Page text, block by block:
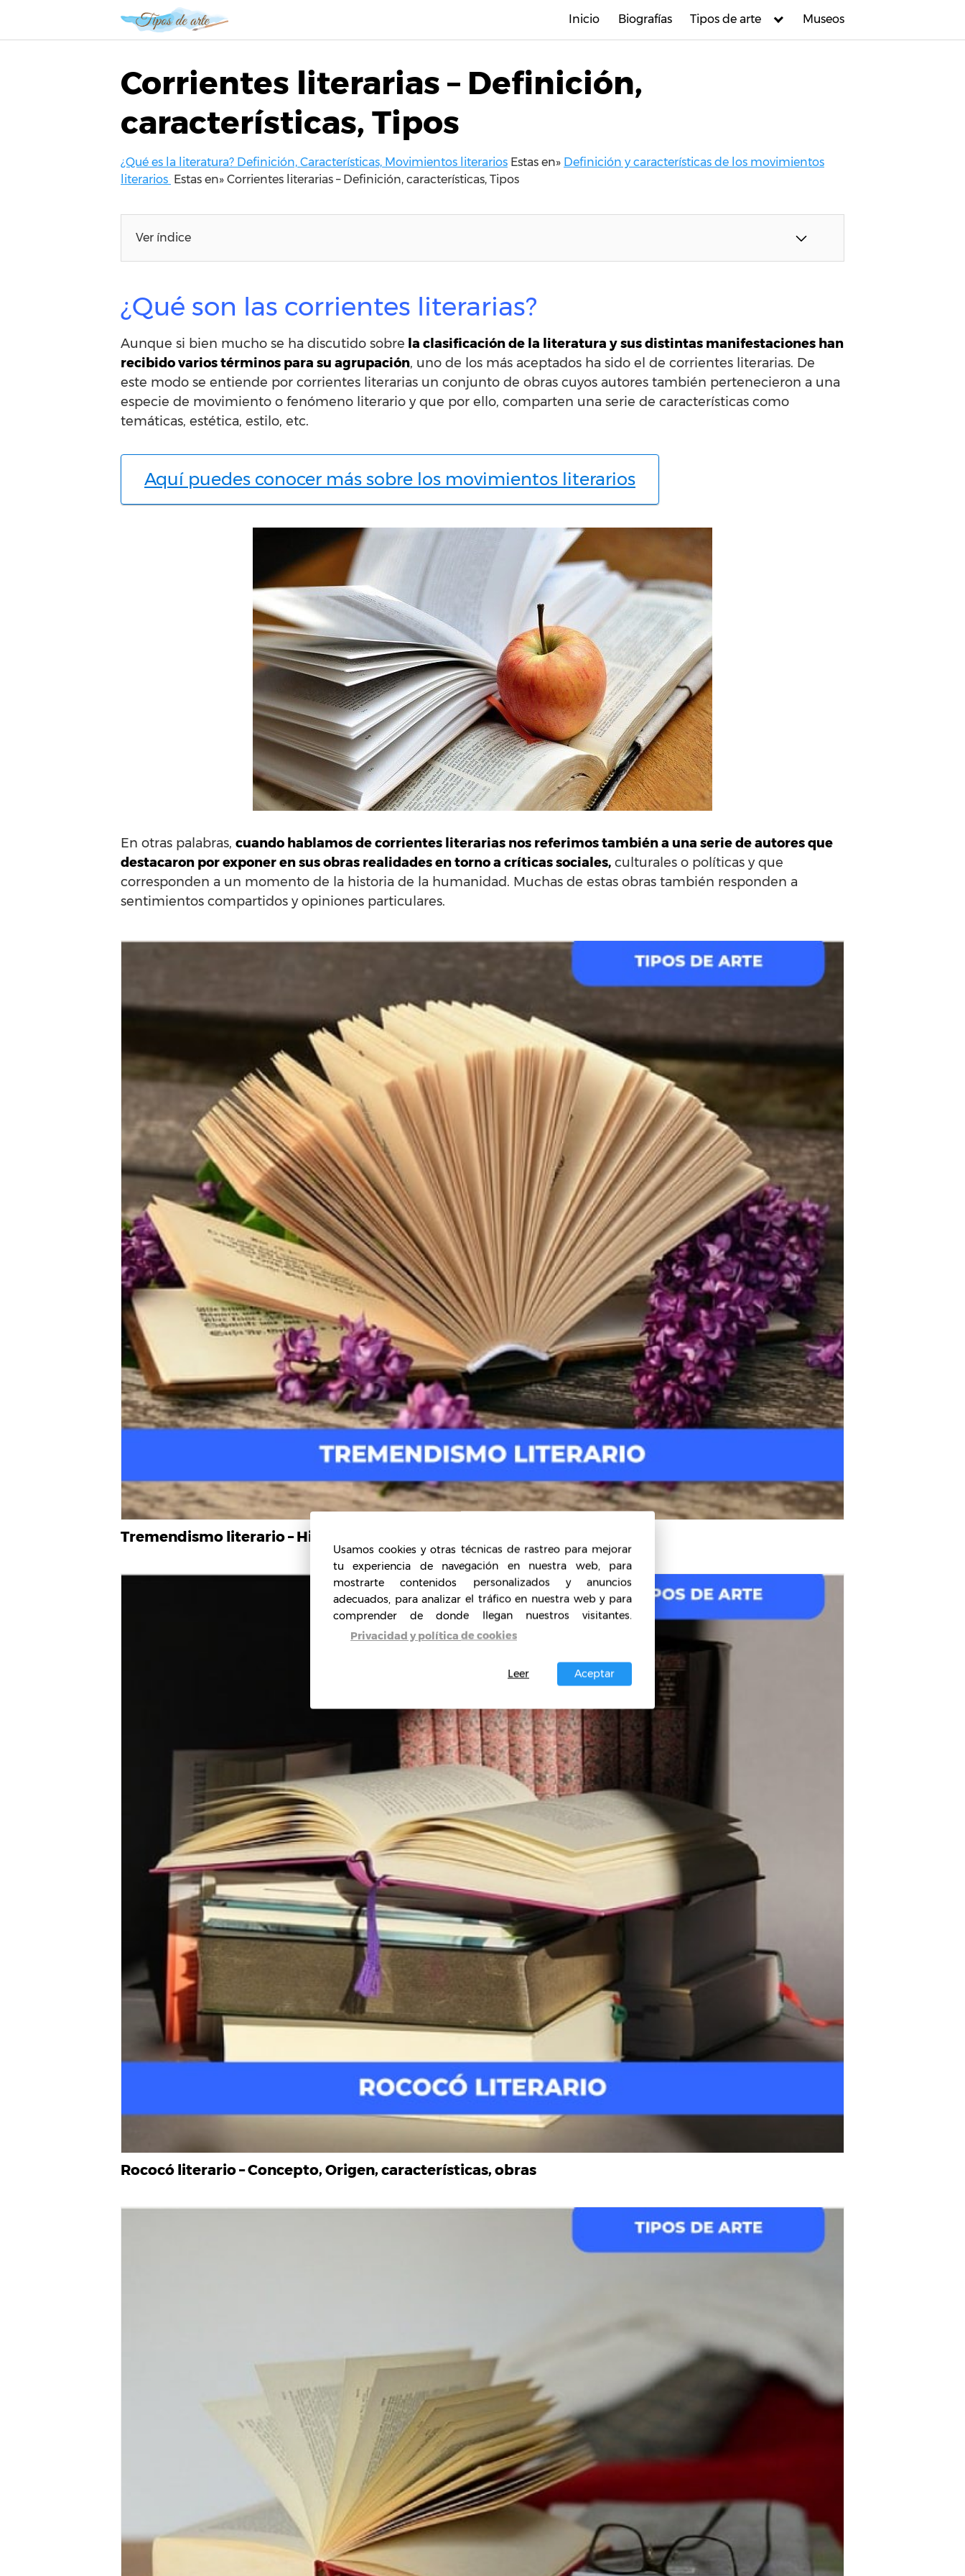
l
Inicio Biografías Tipos de arte Museos
Corrientes literarias – Definición,
características, Tipos
¿Qué es la literatura? Definición, Características, Movimientos literarios Estas en» Definición y características de los movimientos
literarios Estas en» Corrientes literarias – Definición, características, Tipos
Ver índice
¿Qué son las corrientes literarias?
Aunque si bien mucho se ha discutido sobre la clasificación de la literatura y sus distintas manifestaciones han
recibido varios términos para su agrupación, uno de los más aceptados ha sido el de corrientes literarias. De
este modo se entiende por corrientes literarias un conjunto de obras cuyos autores también pertenecieron a una
especie de movimiento o fenómeno literario y que por ello, comparten una serie de características como
temáticas, estética, estilo, etc.
Aquí puedes conocer más sobre los movimientos literarios
En otras palabras, cuando hablamos de corrientes literarias nos referimos también a una serie de autores que
destacaron por exponer en sus obras realidades en torno a críticas sociales, culturales o políticas y que
corresponden a un momento de la historia de la humanidad. Muchas de estas obras también responden a
sentimientos compartidos y opiniones particulares.
Tremendismo literario – Historia, características, obras y autores
Rococó literario – Concepto, Origen, características, obras
Usamos cookies y otras técnicas de rastreo para mejorar
tu experiencia de navegación en nuestra web, para
mostrarte contenidos personalizados y anuncios
adecuados, para analizar el tráfico en nuestra web y para
comprender de donde llegan nuestros visitantes.
Privacidad y política de cookies
Aceptar
Leer